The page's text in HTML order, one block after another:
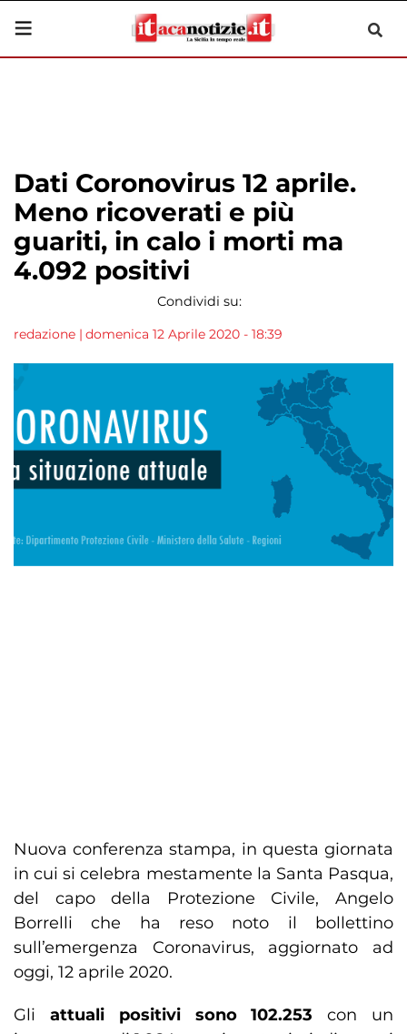
Dati Coronovirus 12 aprile.
Meno ricoverati e più
guariti, in calo i morti ma
4.092 positivi
Condividi su:
redazione | domenica 12 Aprile 2020 - 18:39
Nuova conferenza stampa, in questa giornata
in cui si celebra mestamente la Santa Pasqua,
del capo della Protezione Civile, Angelo
Borrelli che ha reso noto il bollettino
sull’emergenza Coronavirus, aggiornato ad
oggi, 12 aprile 2020.
Gli attuali positivi sono 102.253con un